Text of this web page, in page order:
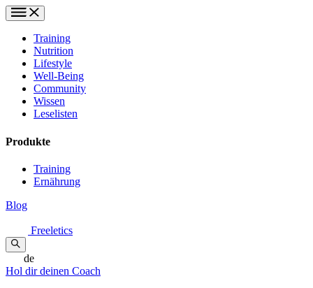
Training
Nutrition
Lifestyle
Well-Being
Community
Wissen
Leselisten
Produkte
Training
Ernährung
Blog
Freeletics
de
Hol dir deinen Coach